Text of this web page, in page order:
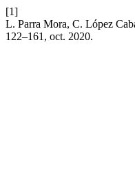
[1]
L. Parra Mora, C. López
122–161, oct. 2020.